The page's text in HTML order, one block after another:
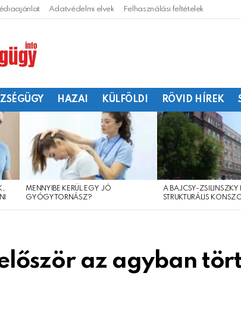
Adatvédelmi elvek Felhasználási feltételek
HAZAI KÜLFÖLDI RÖVID HÍREK
MENNYIBE KERÜL EGY JÓ
GYÓGYTORNÁSZ?
A BAJCSY-ZSILINSZKY
STRUKTURÁLIS
az agyban